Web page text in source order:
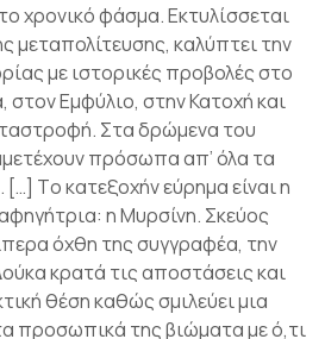
χρονικό φάσμα. Εκτυλίσσεται
μεταπολίτευσης, καλύπτει την
με ιστορικές προβολές στο
στον Εμφύλιο, στην Κατοχή και
Στα δρώμενα του
πρόσωπα απ’ όλα τα
Tο κατεξοχήν εύρημα είναι η
η Μυρσίνη. Σκεύος
όχθη της συγγραφέα, την
κρατά τις αποστάσεις και
θέση καθώς σμιλεύει μια
προσωπικά της βιώματα με ό,τι